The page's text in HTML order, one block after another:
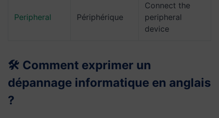
Peripheral Périphérique
Connect the
peripheral
device
🛠️ Comment exprimer un
dépannage informatique en anglais
?